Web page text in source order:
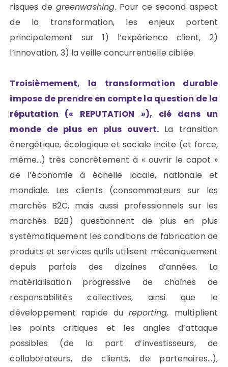
risques de greenwashing. Pour ce second aspect
de la transformation, les enjeux portent
principalement sur 1) l’expérience client, 2)
l’innovation, 3) la veille concurrentielle ciblée.
Troisièmement, la transformation durable
impose de prendre en compte la question de la
réputation (« REPUTATION »), clé dans un
monde de plus en plus ouvert. La transition
énergétique, écologique et sociale incite (et force,
même…) très concrètement à « ouvrir le capot »
de l’économie à échelle locale, nationale et
mondiale. Les clients (consommateurs sur les
marchés B2C, mais aussi professionnels sur les
marchés B2B) questionnent de plus en plus
systématiquement les conditions de fabrication de
produits et services qu’ils utilisent mécaniquement
depuis parfois des dizaines d’années. La
matérialisation progressive de chaînes de
responsabilités collectives, ainsi que le
développement rapide du reporting, multiplient
les points critiques et les angles d’attaque
possibles (de la part d’investisseurs, de
collaborateurs, de clients, de partenaires…),